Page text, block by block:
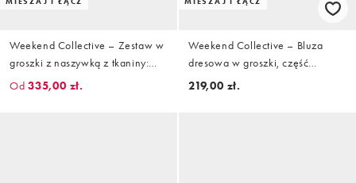
Weekend Collective – Zestaw w
groszki z naszywką z tkaniny:
bluza dresowa i szorty runner
Od 335,00 zł.
Weekend Collective – Bluza
dresowa w groszki, część
zestawu
219,00 zł.